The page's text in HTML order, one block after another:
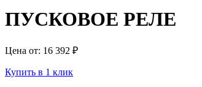
ПУСКОВОЕ РЕЛЕ
Цена от: 16 392 ₽
Купить в 1 клик